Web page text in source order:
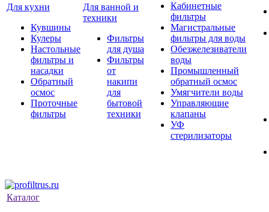
Для кухни
Кувшины
Кулеры
Настольные
фильтры и
насадки
Обратный
осмос
Проточные
фильтры
Для ванной и
техники
Фильтры
для душа
Фильтры
от
накипи
для
бытовой
техники
Кабинетные
фильтры
Магистральные
фильтры для воды
Обезжелезиватели
воды
Промышленный
обратный осмос
Умягчители воды
Управляющие
клапаны
УФ
стерилизаторы
Каталог